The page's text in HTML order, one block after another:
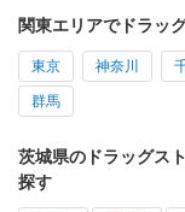
関東エリアでドラッ
東京 神奈川
群馬
茨城県のドラッグス
探す